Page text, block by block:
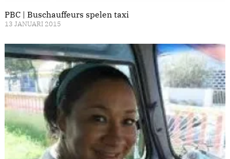
PBC | Buschauffeurs spelen taxi
13 JANUARI 2015